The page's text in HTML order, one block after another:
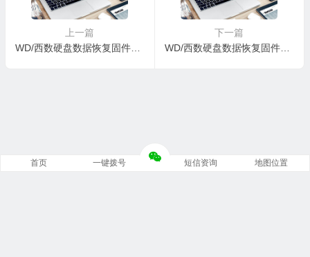
上一篇
WD/西数硬盘数据恢复固件WDC WD10EFRX-68FYTN0-82-00A82-WD-WCC4J3DR5NPJ-0001005R-1575
下一篇
WD/西数硬盘数据恢复固件WDC WD10EFRX-68FYTN0-82-00A82-WD-WCC4J3UF1AK5-00010052-1575
首页 一键拨号 短信资询 地图位置